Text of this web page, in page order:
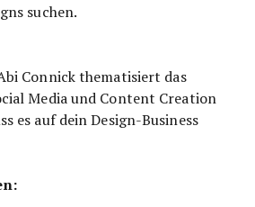
suchen.
Connick thematisiert das
Media und Content Creation
es auf dein Design-Business